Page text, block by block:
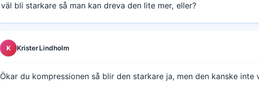
väl bli starkare så man kan dreva den lite mer, eller?
K Krister Lindholm
Ökar du kompressionen så blir den starkare ja, men den kanske